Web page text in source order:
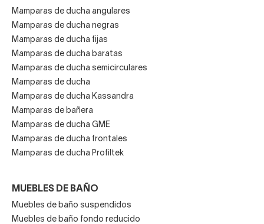
Mamparas de ducha angulares
Mamparas de ducha negras
Mamparas de ducha fijas
Mamparas de ducha baratas
Mamparas de ducha semicirculares
Mamparas de ducha
Mamparas de ducha Kassandra
Mamparas de bañera
Mamparas de ducha GME
Mamparas de ducha frontales
Mamparas de ducha Profiltek
MUEBLES DE BAÑO
Muebles de baño suspendidos
Muebles de baño fondo reducido